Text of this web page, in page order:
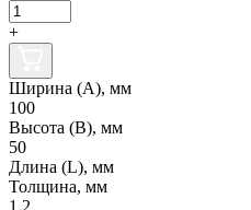
+
Ширина (А), мм
100
Высота (В), мм
50
Длина (L), мм
Толщина, мм
1.2